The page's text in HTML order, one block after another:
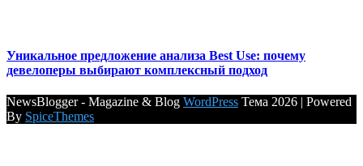
Уникальное предложение анализа Best Use: почему
девелоперы выбирают комплексный подход
NewsBlogger - Magazine & Blog WordPress Тема 2026 | Powered
By SpiceThemes